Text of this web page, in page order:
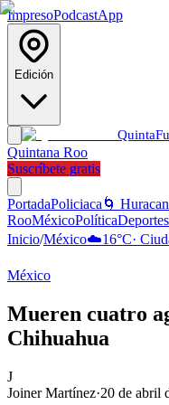
ImpresoPodcastApp
Edición
Quinta
Quintana Roo
Suscríbete gratis
PortadaPoliciaca 🌀
RooMéxicoPolíticaDeportes
Inicio/México☁️16°C·
México
Mueren cuatro
Chihuahua
J
Joiner Martínez·20 de abril